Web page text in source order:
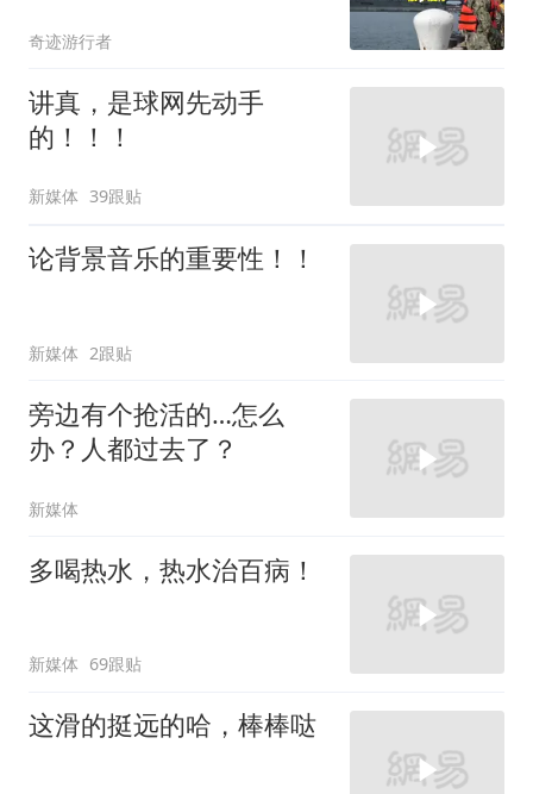
奇迹游行者
讲真，是球网先动手
的！！！
新媒体 39跟贴
论背景音乐的重要性！！
新媒体 2跟贴
旁边有个抢活的…怎么
办？人都过去了？
新媒体
多喝热水，热水治百病！
新媒体 69跟贴
这滑的挺远的哈，棒棒哒